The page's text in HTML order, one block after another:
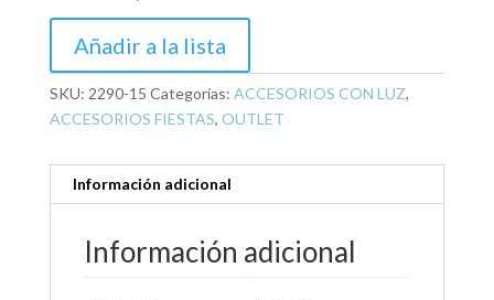
Añadir a la lista
SKU: 2290-15 Categorías: ACCESORIOS CON LUZ,
ACCESORIOS FIESTAS, OUTLET
Información adicional
Información adicional